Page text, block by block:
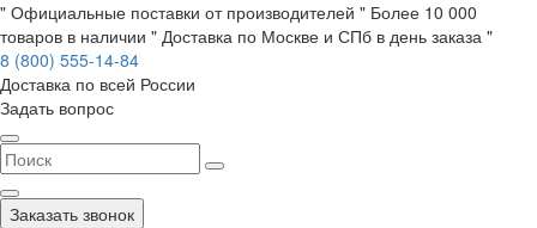
" Официальные поставки от производителей " Более 10 000
товаров в наличии " Доставка по Москве и СПб в день заказа "
8 (800) 555-14-84
Доставка по всей России
Задать вопрос
Заказать звонок